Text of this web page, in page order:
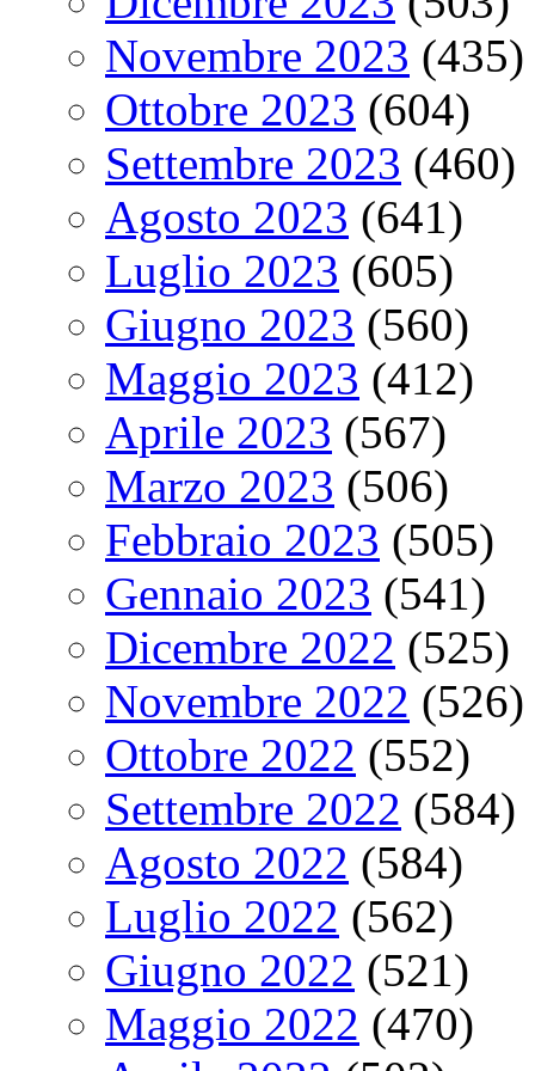
Novembre 2023 (435)
Ottobre 2023 (604)
Settembre 2023 (460)
Agosto 2023 (641)
Luglio 2023 (605)
Giugno 2023 (560)
Maggio 2023 (412)
Aprile 2023 (567)
Marzo 2023 (506)
Febbraio 2023 (505)
Gennaio 2023 (541)
Dicembre 2022 (525)
Novembre 2022 (526)
Ottobre 2022 (552)
Settembre 2022 (584)
Agosto 2022 (584)
Luglio 2022 (562)
Giugno 2022 (521)
Maggio 2022 (470)